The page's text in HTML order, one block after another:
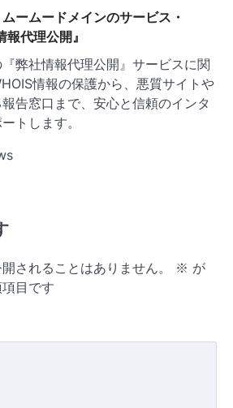
ームードメインのサービス・
代理公開』
弊社情報代理公開』サービスに関
情報の保護から、悪質サイトや
告窓口まで、安心と信頼のインタ
トします。
されることはありません。 ※ が
目です